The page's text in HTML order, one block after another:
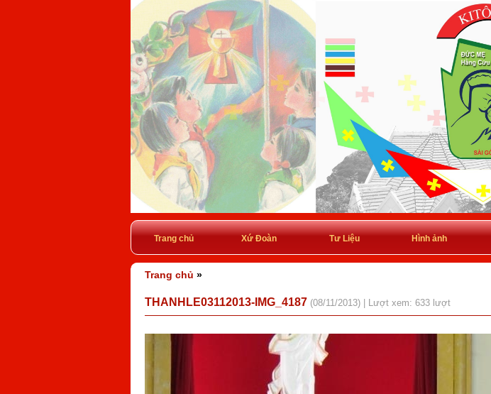
Trang chủ Xứ Đoàn Tư Liệu Hình ảnh
Trang chủ »
THANHLE03112013-IMG_4187 (08/11/2013) | Lượt xem: 633 lượt